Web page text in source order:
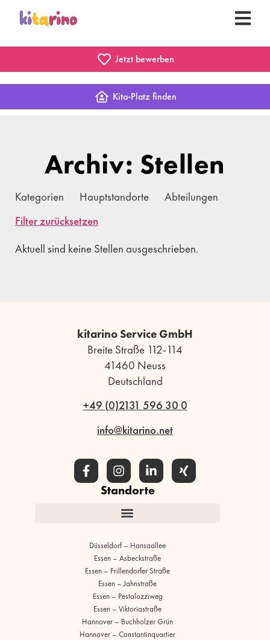
Jetzt bewerben
Kita-Platz finden
Archiv: Stellen
Kategorien Hauptstandorte
Abteilungen
Filter zurücksetzen
Aktuell sind keine Stellen ausgeschrieben.
kitarino Service GmbH
Breite Straße 112-114
41460 Neuss
Deutschland
+49 (0)2131 596 30 0
info@kitarino.net
Standorte
Düsseldorf – Hansaallee
Essen – Asbeckstraße
Essen – Frillendorfer Straße
Essen – Jahnstraße
Essen – Pestalozziweg
Essen – Viktoriastraße
Hannover – Buchholzer Grün
Hannover – Constantinquartier